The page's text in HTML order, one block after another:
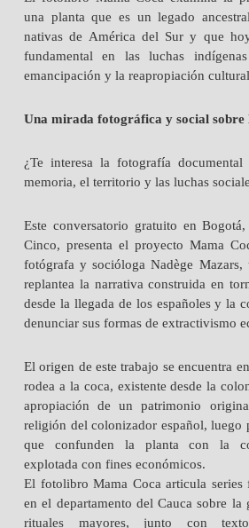
una planta que es un legado
nativas de América del Sur y que
fundamental en las luchas
emancipación y la reapropiación
Una mirada fotográfica y social sobre
¿Te interesa la fotografía
memoria, el territorio y las luchas
Este conversatorio gratuito en
Cinco, presenta el proyecto Mama
fotógrafa y socióloga Nadège Mazars,
replantea la narrativa construida en
desde la llegada de los españoles y la
denunciar sus formas de extractivismo
El origen de este trabajo se encuentra
rodea a la coca, existente desde la
apropiación de un patrimonio
religión del colonizador español, luego
que confunden la planta con la
explotada con fines económicos.
El fotolibro Mama Coca articula series
en el departamento del Cauca sobre
rituales mayores, junto con